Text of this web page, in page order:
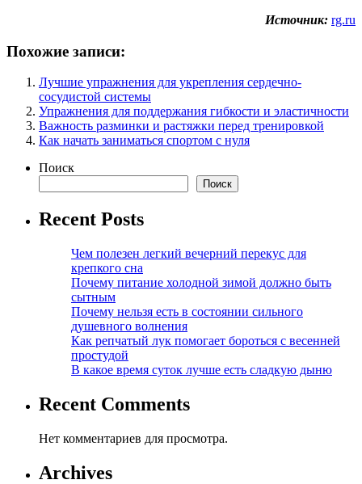
Источник: rg.ru
Похожие записи:
Лучшие упражнения для укрепления сердечно-
сосудистой системы
Упражнения для поддержания гибкости и эластичности
Важность разминки и растяжки перед тренировкой
Как начать заниматься спортом с нуля
Поиск
Поиск
Recent Posts
Чем полезен легкий вечерний перекус для
крепкого сна
Почему питание холодной зимой должно быть
сытным
Почему нельзя есть в состоянии сильного
душевного волнения
Как репчатый лук помогает бороться с весенней
простудой
В какое время суток лучше есть сладкую дыню
Recent Comments
Нет комментариев для просмотра.
Archives